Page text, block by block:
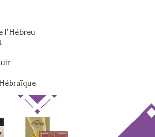
l’Hébreu